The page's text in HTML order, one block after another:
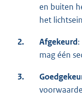
en buiten
het
2. Afgekeurd
mag één
3.